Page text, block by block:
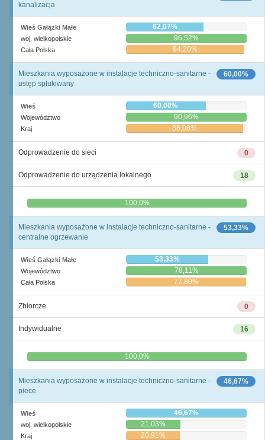
kanalizacja
Wieś Gałązki Małe 62,07%
woj. wielkopolskie 96,52%
Cała Polska 94,20%
60,00%
Mieszkania wyposażone w instalacje techniczno-sanitarne -
ustęp spłukiwany
Wieś 60,00%
Województwo 90,96%
Kraj 88,08%
0
Odprowadzenie do sieci
18
Odprowadzenie do urządzenia lokalnego
0,0% 100,0%
53,33%
Mieszkania wyposażone w instalacje techniczno-sanitarne -
centralne ogrzewanie
Wieś Gałązki Małe 53,33%
Województwo 78,11%
Cała Polska 77,80%
0
Zbiorcze
16
Indywidualne
0,0% 100,0%
46,67%
Mieszkania wyposażone w instalacje techniczno-sanitarne -
piece
Wieś 46,67%
woj. wielkopolskie 21,03%
Kraj 20,91%